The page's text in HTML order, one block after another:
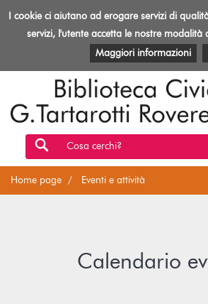
Biblioteca
Rovereto
EVENTI E ATTIVITÀ
Cosa cerchi?
Home page Eventi e attività
Calendario
I cookie ci aiutano ad erogare servizi di
servizi, l'utente accetta le nostre modalità
Maggiori informazioni